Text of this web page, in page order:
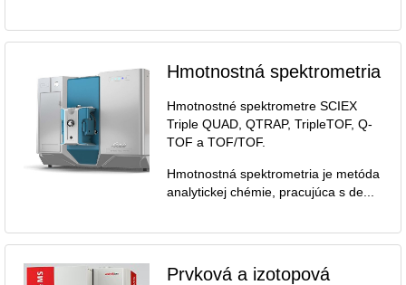
Hmotnostná spektrometria
Hmotnostné spektrometre SCIEX
Triple QUAD, QTRAP, TripleTOF, Q-
TOF a TOF/TOF.
Hmotnostná spektrometria je metóda
analytickej chémie, pracujúca s de...
Prvková a izotopová